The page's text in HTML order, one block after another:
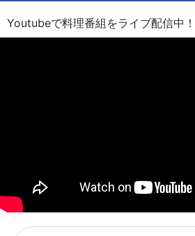
Youtubeで料理番組をライブ配信中